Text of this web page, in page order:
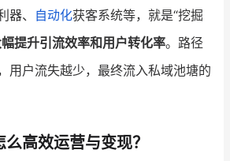
器、 自动化获客系统等，就是“挖掘
提升引流效率和用户转化率。路径
用户流失越少，最终流入私域池塘的
高效运营与变现？